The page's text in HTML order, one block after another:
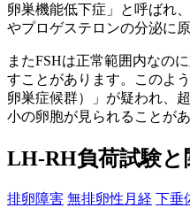
卵巣機能低下症」と呼ばれ
やプロゲステロンの分泌に
またFSHは正常範囲内なの
すことがあります。このよ
卵巣症候群）」が疑われ、
小の卵胞が見られることがあ
LH-RH負荷試験と
排卵障害 無排卵性月経 下垂